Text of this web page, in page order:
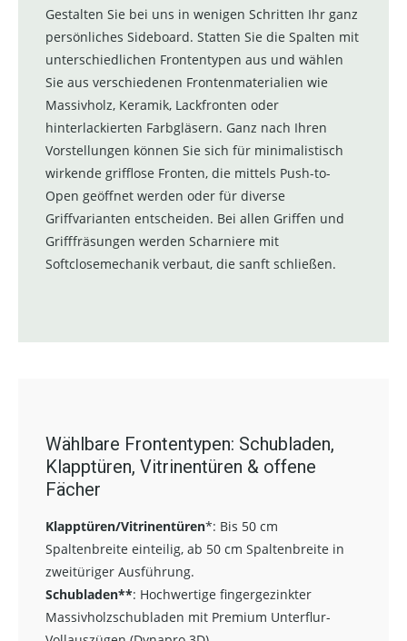
Gestalten Sie bei uns in wenigen Schritten Ihr ganz
persönliches Sideboard. Statten Sie die Spalten mit
unterschiedlichen Frontentypen aus und wählen
Sie aus verschiedenen Frontenmaterialien wie
Massivholz, Keramik, Lackfronten oder
hinterlackierten Farbgläsern. Ganz nach Ihren
Vorstellungen können Sie sich für minimalistisch
wirkende grifflose Fronten, die mittels Push-to-
Open geöffnet werden oder für diverse
Griffvarianten entscheiden. Bei allen Griffen und
Grifffräsungen werden Scharniere mit
Softclosemechanik verbaut, die sanft schließen.
Wählbare Frontentypen: Schubladen,
Klapptüren, Vitrinentüren & offene
Fächer
Klapptüren/Vitrinentüren*: Bis 50 cm
Spaltenbreite einteilig, ab 50 cm Spaltenbreite in
zweitüriger Ausführung.
Schubladen**: Hochwertige fingergezinkter
Massivholzschubladen mit Premium Unterflur-